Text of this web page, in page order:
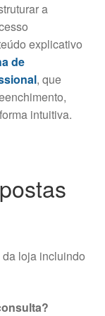
a
explicativo
de
, que
intuitiva.
loja incluindo